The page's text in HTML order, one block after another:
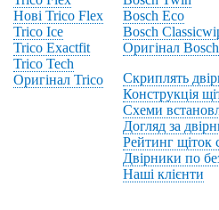
Нові Trico Flex
Trico Ice
Trico Exactfit
Trico Tech
Оригінал Trico
Bosch Eco
Bosch
Оригінал Bosch
Скриплять
Конструкція
Схеми
Догляд за
Рейтинг щіток
Двірники по
Наші клієнти